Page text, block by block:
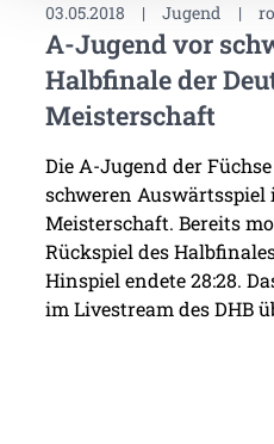
03.05.2018 | Jugend |
A-Jugend vor
Halbfinale der
Meisterschaft
Die A-Jugend der
schweren Auswärtsspiel
Meisterschaft. Bereits
Rückspiel des
Hinspiel endete 28:28.
im Livestream des DHB